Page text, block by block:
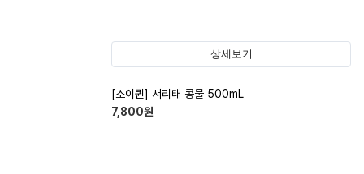
상세보기
[소이퀸] 서리태 콩물 500mL
7,800원